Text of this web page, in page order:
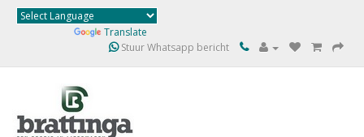
Translate
Stuur Whatsapp bericht